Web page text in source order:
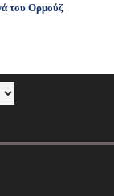
του Ορμούζ